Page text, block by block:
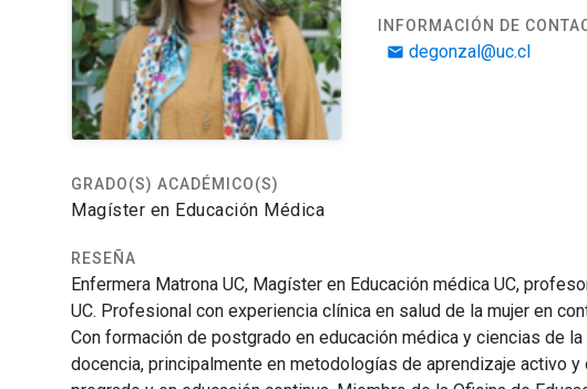
INFORMACIÓN DE
email degonzal@uc.cl
GRADO(S) ACADÉMICO(S)
Magíster en Educación Médica
RESEÑA
Enfermera Matrona UC, Magíster en Educación médica UC,
UC. Profesional con experiencia clínica en salud de la mujer en
Con formación de postgrado en educación médica y ciencias de
docencia, principalmente en metodologías de aprendizaje activo